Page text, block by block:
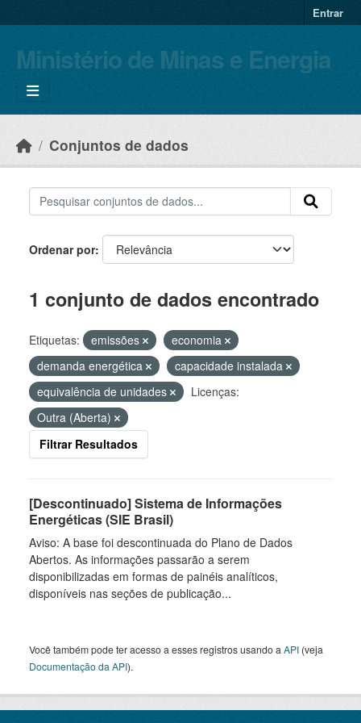
Entrar
Ministério de Minas e Energia
Conjuntos de dados
Ordenar por
1 conjunto de dados encontrado
Etiquetas: emissões
economia
demanda energética
capacidade instalada
equivalência de unidades
Licenças:
Outra (Aberta)
Filtrar Resultados
[Descontinuado] Sistema de Informações
Energéticas (SIE Brasil)
Aviso: A base foi descontinuada do Plano de Dados
Abertos. As informações passarão a serem
disponibilizadas em formas de painéis analíticos,
disponíveis nas seções de publicação...
Você também pode ter acesso a esses registros usando a API (veja
Documentação da API).